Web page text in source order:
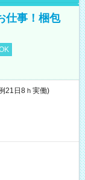
仕事！梱包
21日8ｈ実働)